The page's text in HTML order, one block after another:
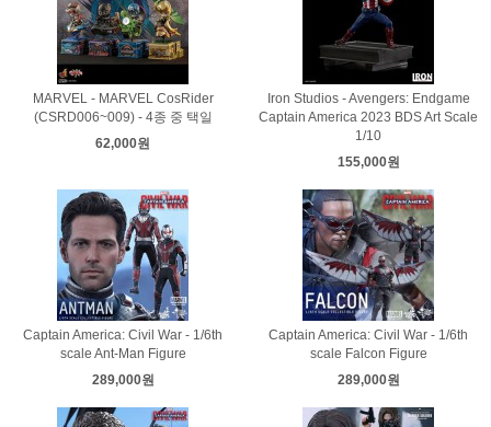
MARVEL - MARVEL CosRider
(CSRD006~009) - 4종 중 택일
62,000원
Iron Studios - Avengers: Endgame
Captain America 2023 BDS Art Scale
1/10
155,000원
Captain America: Civil War - 1/6th
scale Ant-Man Figure
289,000원
Captain America: Civil War - 1/6th
scale Falcon Figure
289,000원